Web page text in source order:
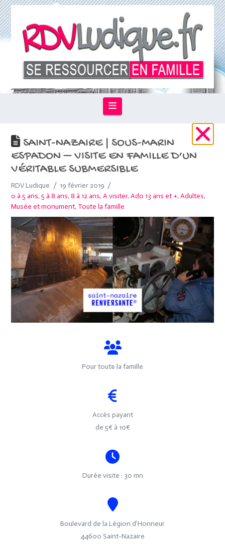
Navigation
SAINT-NAZAIRE | SOUS-MARIN
ESPADON – VISITE EN FAMILLE D’UN
VÉRITABLE SUBMERSIBLE
RDV Ludique
19 février 2019
0 à 5 ans,5 à 8 ans,8 à 12 ans,A visiter,Ado 13 ans et +,Adultes,
Musée et monument, Toute la famille
Pour toute la famille
Accès payant
de 5€ à 10€
Durée visite : 30 mn
Boulevard de la Légion d’Honneur
44600 Saint-Nazaire